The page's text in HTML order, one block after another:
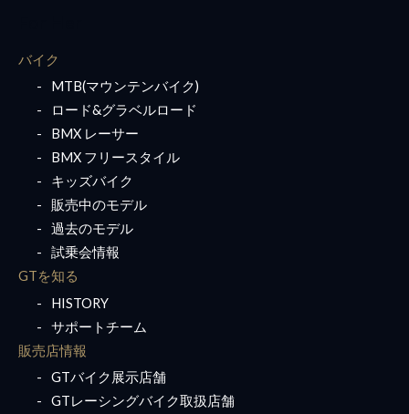
バイク
MTB(マウンテンバイク)
ロード&グラベルロード
BMX レーサー
BMX フリースタイル
キッズバイク
販売中のモデル
過去のモデル
試乗会情報
GTを知る
HISTORY
サポートチーム
販売店情報
GTバイク展示店舗
GTレーシングバイク取扱店舗